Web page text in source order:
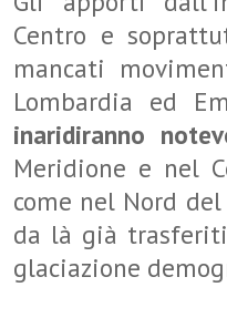
Centro e
mancati
Lombardia ed
inaridiranno
Meridione e nel
come nel Nord
da là già
glaciazione